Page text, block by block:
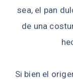
sea, el pan
de una
Si bien el